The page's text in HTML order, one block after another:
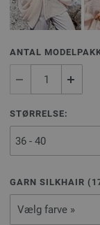
ANTAL
STØRRELSE:
GARN SILKHAIR (
Vælg farve »